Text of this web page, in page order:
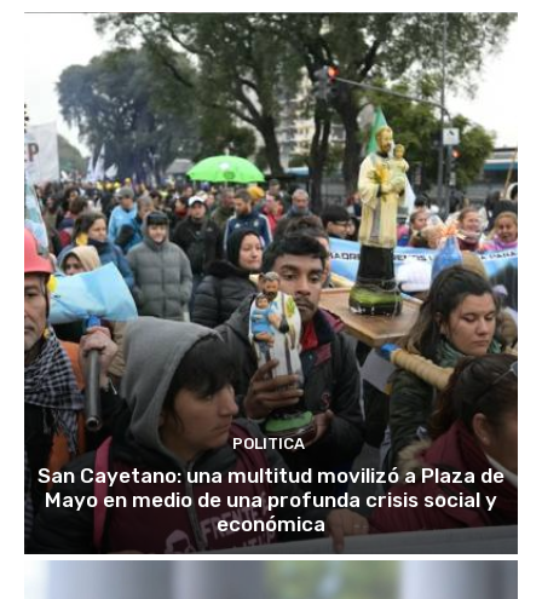
POLITICA
San Cayetano: una multitud movilizó a Plaza de
Mayo en medio de una profunda crisis social y
económica